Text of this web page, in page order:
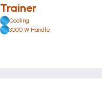
Trainer
Cooling
3000 W Handle